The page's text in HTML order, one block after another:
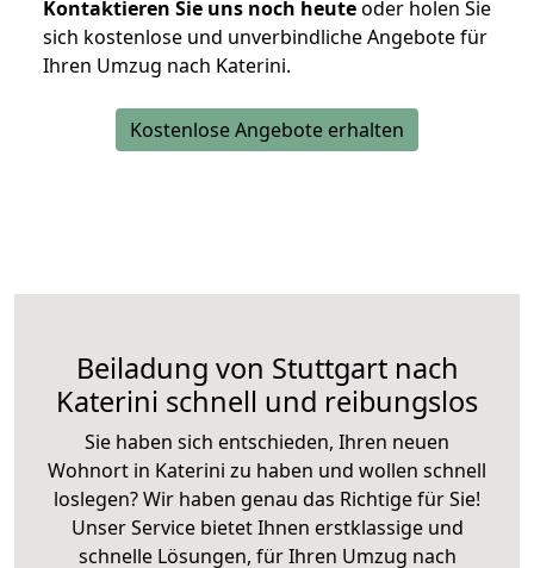
Kontaktieren Sie uns noch heuteoder holen Sie
sich kostenlose und unverbindliche Angebote für
Ihren Umzug nach Katerini.
Kostenlose Angebote erhalten
Beiladung von Stuttgart nach
Katerini schnell und reibungslos
Sie haben sich entschieden, Ihren neuen
Wohnort in Katerini zu haben und wollen schnell
loslegen? Wir haben genau das Richtige für Sie!
Unser Service bietet Ihnen erstklassige und
schnelle Lösungen, für Ihren Umzug nach